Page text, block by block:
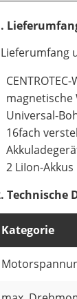
magnetische
Universal-
16fach
2 LiIon-Akkus
Technische
Kategorie